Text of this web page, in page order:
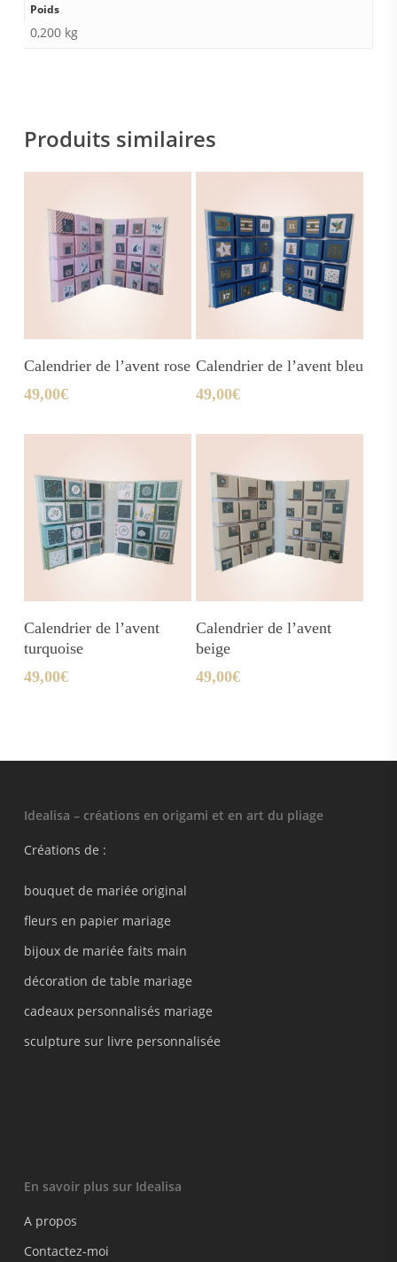
Poids
0,200 kg
Produits similaires
Ajouter Au Panier
Calendrier de l’avent rose
49,00€
Ajouter Au Panier
Calendrier de l’avent bleu
49,00€
Ajouter Au Panier
Calendrier de l’avent
turquoise
49,00€
Ajouter Au Panier
Calendrier de l’avent
beige
49,00€
Idealisa – créations en origami et en art du pliage
Créations de :
bouquet de mariée original
fleurs en papier mariage
bijoux de mariée faits main
décoration de table mariage
cadeaux personnalisés mariage
sculpture sur livre personnalisée
En savoir plus sur Idealisa
A propos
Contactez-moi